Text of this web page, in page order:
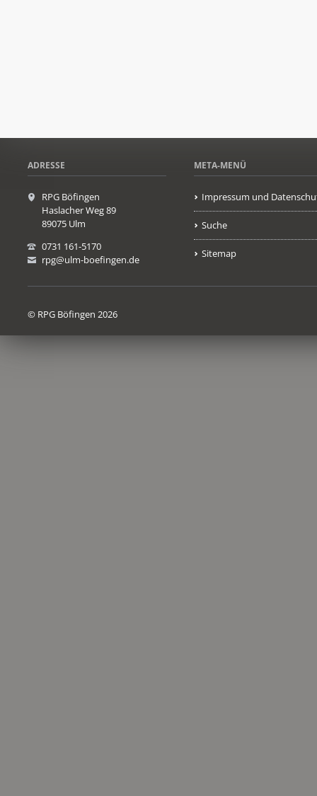
ADRESSE
RPG Böfingen
Haslacher Weg 89
89075 Ulm
0731 161-5170
rpg@ulm-boefingen.de
META-MENÜ
Impressum und
Suche
Sitemap
© RPG Böfingen 2026